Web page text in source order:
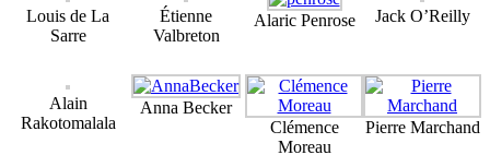
Louis de La
Sarre
Étienne
Valbreton
Alaric Penrose Jack O’Reilly
Alain
Rakotomalala
Anna Becker
Clémence
Moreau
Pierre Marchand